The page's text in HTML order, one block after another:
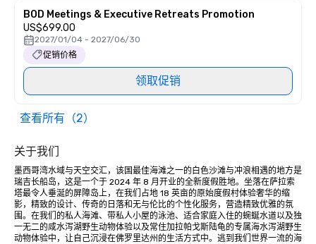
BOD Meetings & Executive Retreats Promotion
US$699.00
2027/01/04 - 2027/06/30
促销价格
领取促销
查看所有（2）
关于我们
墨西哥湾水域与天空交汇，该国最佳海滩之一的白色沙滩与冲浪相遇的地方是
瑞吉长船岛，这是一个于 2024 年 8 月开业的全新度假胜地。坐落在萨拉索
塔最令人垂涎的屏障岛上，在我们占地 18 英亩的原始度假村体验奢华的缩
影，精致的设计、传奇的日落和无与伦比的个性化服务，营造精致优雅的氛
围。在我们的私人海滩、带私人小屋的泳池、适合家庭入住的蜿蜒水道以及独
一无二的咸水泻湖野生动物体验以及常住加拉帕戈斯陆龟的专属海水泻湖野生
动物体验中，让自己沉浸在佛罗里达州的生活方式中。逃到我们世界一流的海